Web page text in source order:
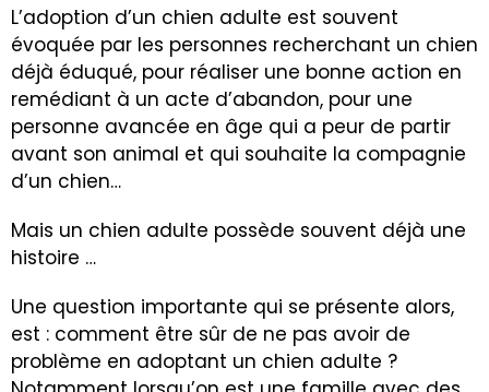
L’adoption d’un chien adulte est souvent
évoquée par les personnes recherchant un chien
déjà éduqué, pour réaliser une bonne action en
remédiant à un acte d’abandon, pour une
personne avancée en âge qui a peur de partir
avant son animal et qui souhaite la compagnie
d’un chien…
Mais un chien adulte possède souvent déjà une
histoire …
Une question importante qui se présente alors,
est : comment être sûr de ne pas avoir de
problème en adoptant un chien adulte ?